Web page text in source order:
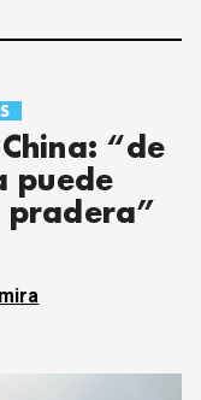
“de
puede
pradera”